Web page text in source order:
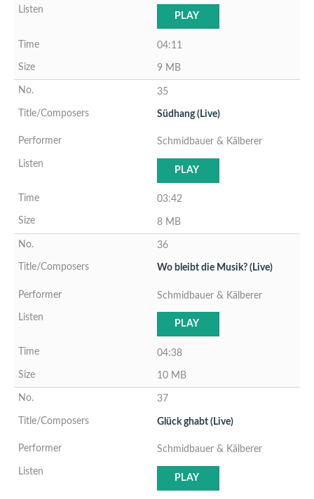
PLAY
04:11
9 MB
35
Südhang (Live)
Schmidbauer & Kälberer
PLAY
03:42
8 MB
36
Wo bleibt die Musik? (Live)
Schmidbauer & Kälberer
PLAY
04:38
10 MB
37
Glück ghabt (Live)
Schmidbauer & Kälberer
PLAY